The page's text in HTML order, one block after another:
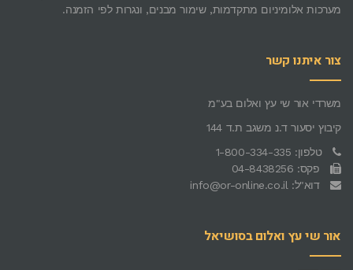
מערכות אלומיניום מתקדמות, שימור מבנים, ונגרות לפי הזמנה.
צור איתנו קשר
משרדי אור שי עץ ואלום בע"מ
קיבוץ יסעור ד.נ משגב ת.ד 144
טלפון: 1-800-334-335
פקס: 04-8438256
דוא"ל: info@or-online.co.il
אור שי עץ ואלום בסושיאל